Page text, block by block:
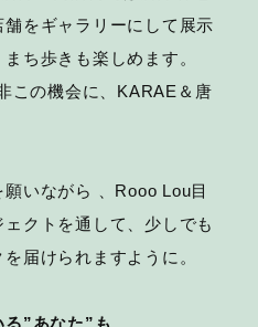
をギャラリーにして展示
ち歩きも楽しめます。
この機会に、KARAE＆唐
いながら 、Rooo Lou目
クトを通して、少しでも
届けられますように。